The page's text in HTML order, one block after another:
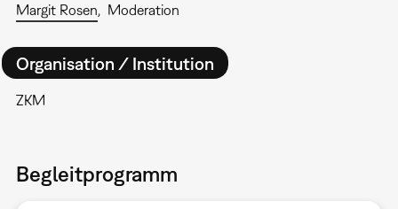
Margit Rosen Moderation
Organisation / Institution
ZKM
Begleitprogramm